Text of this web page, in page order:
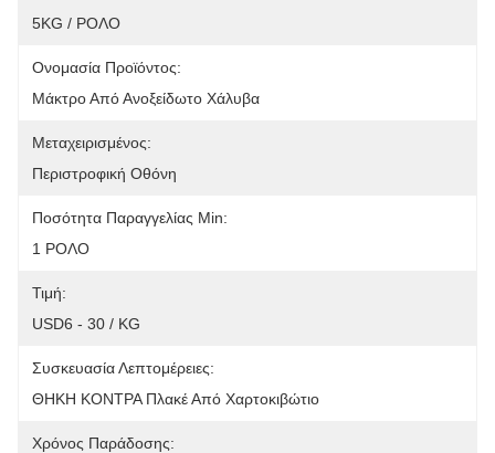
5KG / ΡΟΛΟ
Ονομασία Προϊόντος:
Μάκτρο Από Ανοξείδωτο Χάλυβα
Μεταχειρισμένος:
Περιστροφική Οθόνη
Ποσότητα Παραγγελίας Min:
1 ΡΟΛΟ
Τιμή:
USD6 - 30 / KG
Συσκευασία Λεπτομέρειες:
ΘΗΚΗ ΚΟΝΤΡΑ Πλακέ Από Χαρτοκιβώτιο
Χρόνος Παράδοσης: